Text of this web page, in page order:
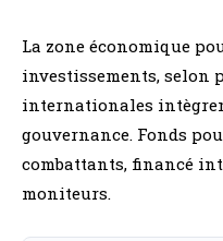
La zone économique
investissements, selon
internationales
gouvernance. Fonds
combattants, financé
moniteurs.